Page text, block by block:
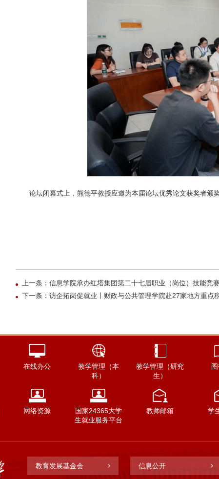
论坛闭幕式上，熊德平教授应邀为本届论坛优秀论文获奖者颁奖
上一条：信息学院承办红塔集团第二十七届职业（岗位）技能竞
下一条：访企拓岗促就业丨财政与公共管理学院赴27家地方重点
在线办公
教学管理（本
科）
教学管理（研究
生）
网络资源
国家24365大学
生就业服务平台
教师邮箱 学
教育发展基金会 信息公开